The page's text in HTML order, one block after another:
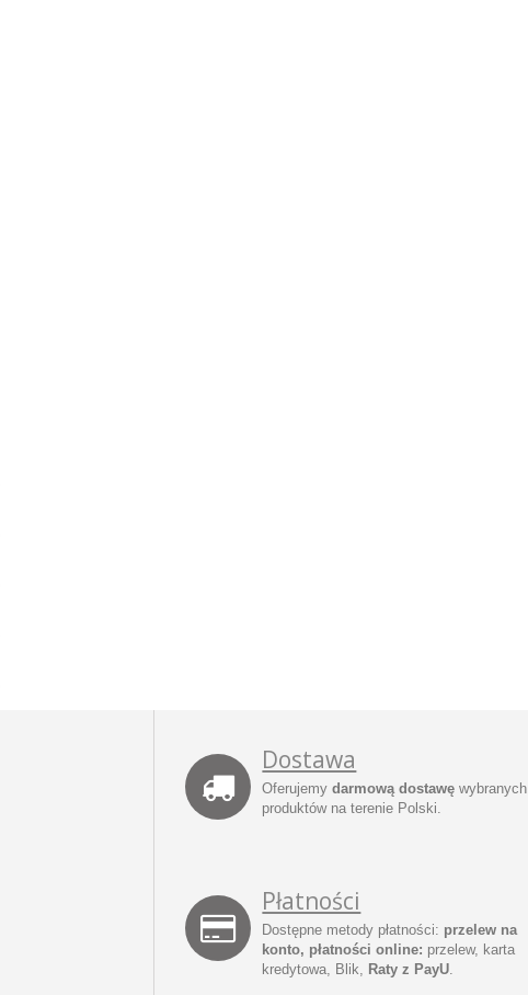
Dostawa
Oferujemydarmową dostawę wybranych
produktów na terenie Polski.
Płatności
Dostępne metody płatności: przelew na
konto, płatności online: przelew, karta
kredytowa, Blik, Raty z PayU